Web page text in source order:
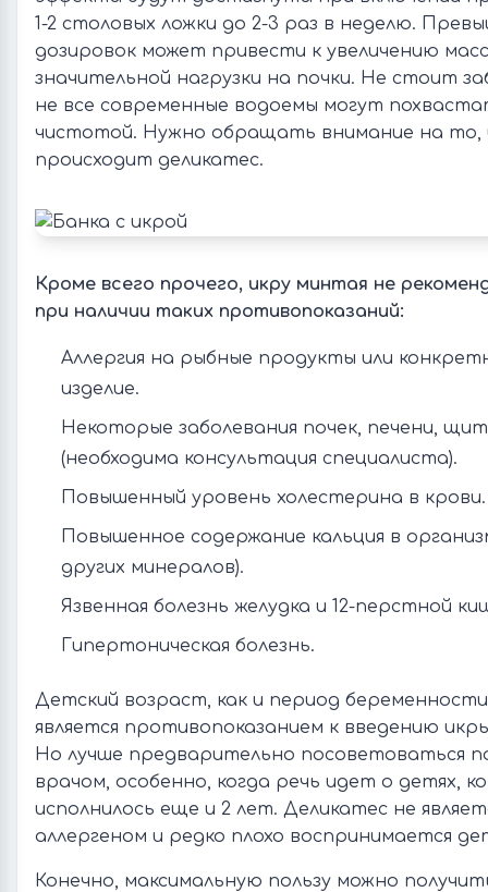
1-2 столовых ложки до 2-3 раз в неделю.
дозировок может привести к увеличению
значительной нагрузки на почки. Не стоит
не все современные водоемы могут
чистотой. Нужно обращать внимание на то,
происходит деликатес.
Кроме всего прочего, икру минтая не
при наличии таких противопоказаний:
Аллергия на рыбные продукты или
изделие.
Некоторые заболевания почек, печени,
(необходима консультация специалиста).
Повышенный уровень холестерина в крови.
Повышенное содержание кальция в
других минералов).
Язвенная болезнь желудка и 12-перстной
Гипертоническая болезнь.
Детский возраст, как и период
является противопоказанием к введению
Но лучше предварительно посоветоваться
врачом, особенно, когда речь идет о детях,
исполнилось еще и 2 лет. Деликатес не
аллергеном и редко плохо воспринимается
Конечно, максимальную пользу можно